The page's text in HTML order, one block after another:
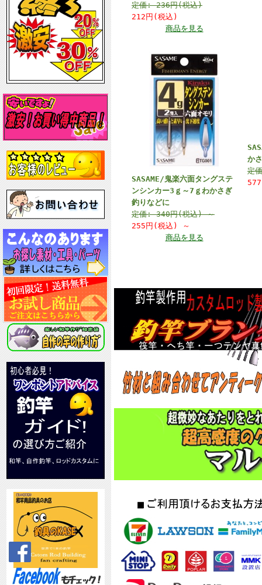
定価:236円(税込)
212円(税込)
商品を見る
SASAME/鬼楽六面タングステ
ンシンカー3ｇ～7ｇわかさぎ
釣りなどに
定価:340円(税込) ～
255円(税込)
～
商品を見る
か
定